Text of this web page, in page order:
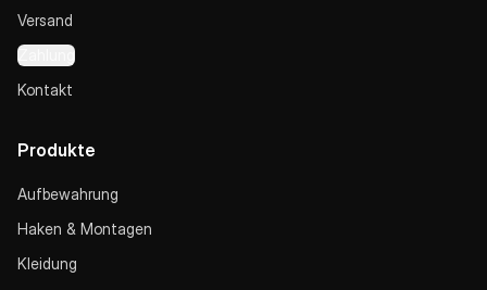
Versand
Zahlung
Kontakt
Produkte
Aufbewahrung
Haken & Montagen
Kleidung